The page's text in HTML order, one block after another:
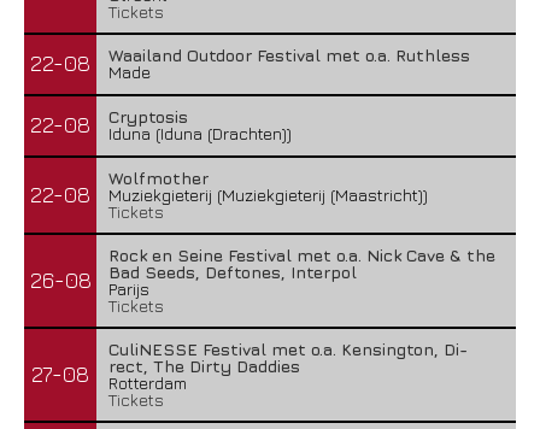
Tickets
22-08
Waailand Outdoor Festival met o.a. Ruthless
Made
22-08
Cryptosis
Iduna (Iduna (Drachten))
22-08
Wolfmother
Muziekgieterij (Muziekgieterij (Maastricht))
Tickets
26-08
Rock en Seine Festival met o.a. Nick Cave & the
Bad Seeds, Deftones, Interpol
Parijs
Tickets
27-08
CuliNESSE Festival met o.a. Kensington, Di-
rect, The Dirty Daddies
Rotterdam
Tickets